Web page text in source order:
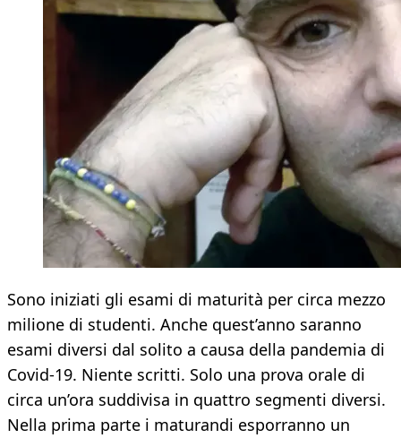
Sono iniziati gli esami di maturità per circa mezzo
milione di studenti. Anche quest’anno saranno
esami diversi dal solito a causa della pandemia di
Covid-19. Niente scritti. Solo una prova orale di
circa un’ora suddivisa in quattro segmenti diversi.
Nella prima parte i maturandi esporranno un